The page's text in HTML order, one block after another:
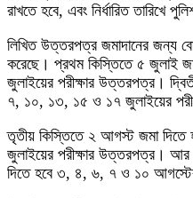
রাখতে হবে, এবং নির্ধারিত তারিখে
লিখিত উত্তরপত্র জমাদানের জন্য
করেছে। প্রথম কিস্তিতে ৫ জুলাই
জুলাইয়ের পরীক্ষার উত্তরপত্র।
৭, ১০, ১৩, ১৫ ও ১৭ জুলাইয়ের
তৃতীয় কিস্তিতে ২ আগস্ট জমা
জুলাইয়ের পরীক্ষার উত্তরপত্র।
দিতে হবে ৩, ৪, ৬, ৭ ও ১০